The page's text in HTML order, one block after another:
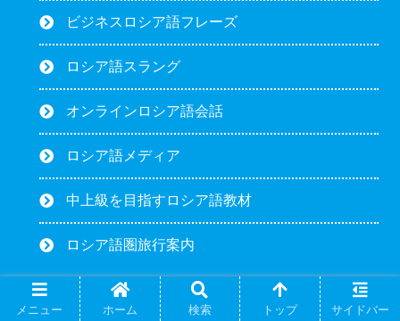
ビジネスロシア語フレーズ
ロシア語スラング
オンラインロシア語会話
ロシア語メディア
中上級を目指すロシア語教材
ロシア語圏旅行案内
メニュー ホーム 検索 トップ サイドバー